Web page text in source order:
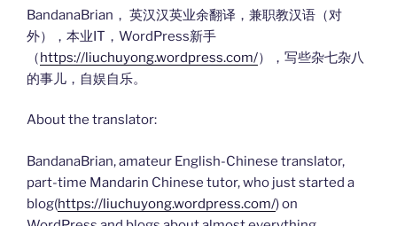
BandanaBrian， 英汉汉英业余翻译，兼职教汉语（对
外），本业IT，WordPress新手
（https://liuchuyong.wordpress.com/），写些杂七杂八
的事儿，自娱自乐。
About the translator:
BandanaBrian, amateur English-Chinese translator,
part-time Mandarin Chinese tutor, who just started a
blog(https://liuchuyong.wordpress.com/) on